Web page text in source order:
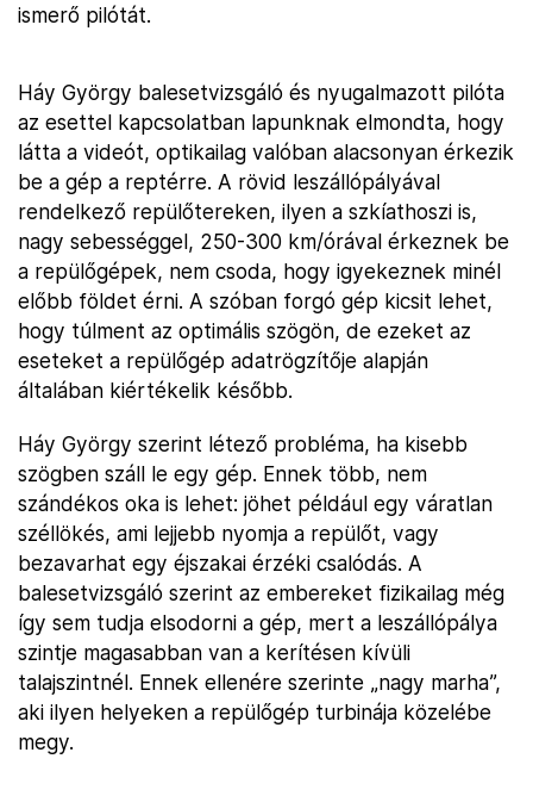
ismerő pilótát.
Háy György balesetvizsgáló és nyugalmazott pilóta
az esettel kapcsolatban lapunknak elmondta, hogy
látta a videót, optikailag valóban alacsonyan érkezik
be a gép a reptérre. A rövid leszállópályával
rendelkező repülőtereken, ilyen a szkíathoszi is,
nagy sebességgel, 250-300 km/órával érkeznek be
a repülőgépek, nem csoda, hogy igyekeznek minél
előbb földet érni. A szóban forgó gép kicsit lehet,
hogy túlment az optimális szögön, de ezeket az
eseteket a repülőgép adatrögzítője alapján
általában kiértékelik később.
Háy György szerint létező probléma, ha kisebb
szögben száll le egy gép. Ennek több, nem
szándékos oka is lehet: jöhet például egy váratlan
széllökés, ami lejjebb nyomja a repülőt, vagy
bezavarhat egy éjszakai érzéki csalódás. A
balesetvizsgáló szerint az embereket fizikailag még
így sem tudja elsodorni a gép, mert a leszállópálya
szintje magasabban van a kerítésen kívüli
talajszintnél. Ennek ellenére szerinte „nagy marha”,
aki ilyen helyeken a repülőgép turbinája közelébe
megy.